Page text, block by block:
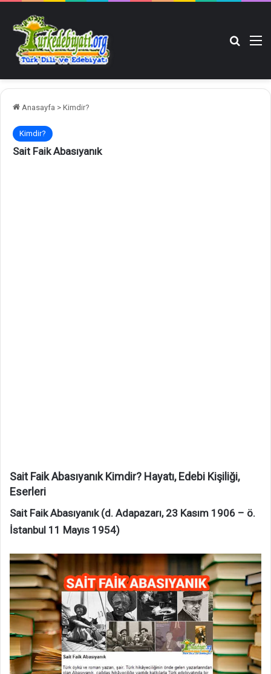
Anasayfa > Kimdir?
Kimdir?
Sait Faik Abasıyanık
Sait Faik Abasıyanık Kimdir? Hayatı, Edebi Kişiliği,
Eserleri
Sait Faik Abasıyanık (d. Adapazarı, 23 Kasım 1906 – ö.
İstanbul 11 Mayıs 1954)